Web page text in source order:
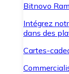
Bitnovo
Intégrez
dans des
Cartes-